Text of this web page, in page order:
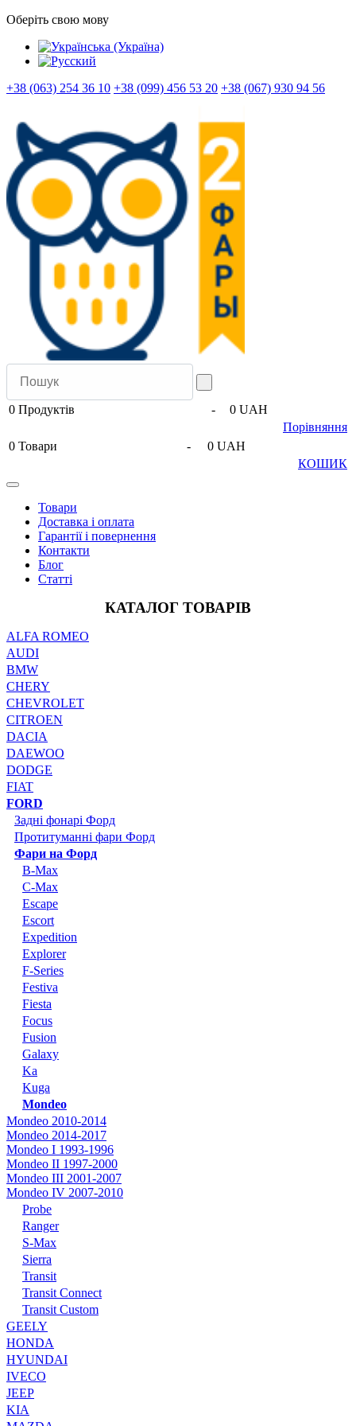
Оберіть свою мову
+38 (063) 254 36 10 +38 (099) 456 53 20 +38 (067) 930 94 56
0 Продуктів -
0 UAH
Порівняння
0 Товари -
0 UAH
КОШИК
Товари
Доставка і оплата
Гарантії і повернення
Контакти
Блог
Статті
КАТАЛОГ ТОВАРІВ
ALFA ROMEO
AUDI
BMW
CHERY
CHEVROLET
CITROEN
DACIA
DAEWOO
DODGE
FIAT
FORD
Задні фонарі Форд
Протитуманні фари Форд
Фари на Форд
B-Max
C-Max
Escape
Escort
Expedition
Explorer
F-Series
Festiva
Fiesta
Focus
Fusion
Galaxy
Ka
Kuga
Mondeo
Mondeo 2010-2014
Mondeo 2014-2017
Mondeo I 1993-1996
Mondeo II 1997-2000
Mondeo III 2001-2007
Mondeo IV 2007-2010
Probe
Ranger
S-Max
Sierra
Transit
Transit Connect
Transit Custom
GEELY
HONDA
HYUNDAI
IVECO
JEEP
KIA